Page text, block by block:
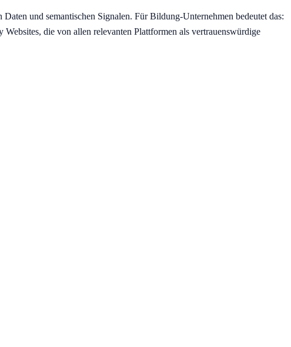
und semantischen Signalen. Für Bildung-Unternehmen bedeutet das:
die von allen relevanten Plattformen als vertrauenswürdige